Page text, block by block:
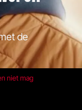
de
niet mag